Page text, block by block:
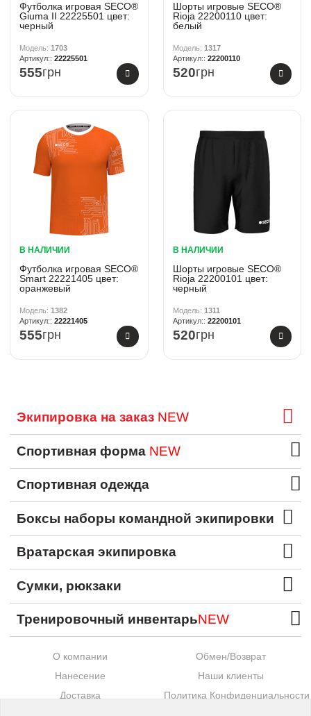
Футболка игровая SECO®
Giuma II 22225501 цвет:
черный
1703
22225501
555грн
Шорты игровые SECO®
Rioja 22200110 цвет:
белый
1317
22200110
520грн
В НАЛИЧИИ
Футболка игровая SECO®
Smart 22221405 цвет:
оранжевый
1382
22221405
555грн
В НАЛИЧИИ
Шорты игровые SECO®
Rioja 22200101 цвет:
черный
1311
22200101
520грн
Экипировка на заказ NEW
Спортивная форма NEW
Спортивная одежда
Боксы наборы командной экипировки
Вратарская экипировка
Сумки, рюкзаки
Тренировочный инвентарьNEW
О компании
Нанесение
Доставка
Обмен/Возврат
Наши клиенты
Политика Конфиденциальности